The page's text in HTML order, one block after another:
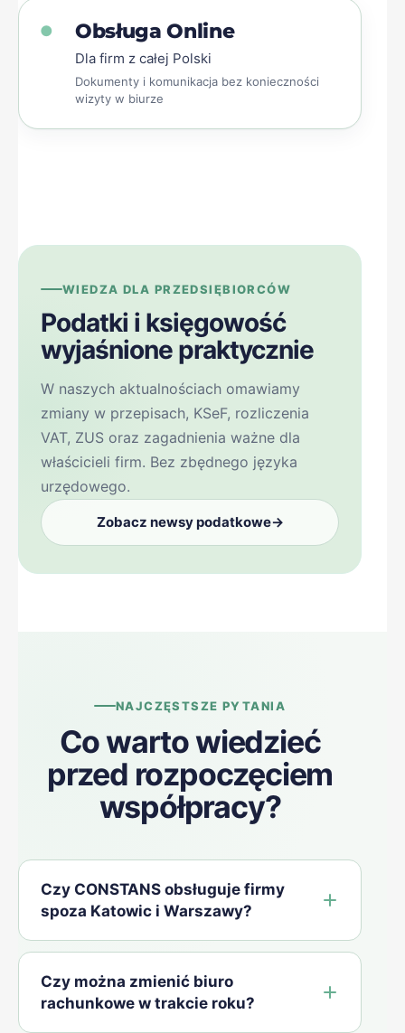
● Obsługa Online
Dla firm z całej Polski
Dokumenty i komunikacja bez konieczności
wizyty w biurze
WIEDZA DLA PRZEDSIĘBIORCÓW
Podatki i księgowość
wyjaśnione praktycznie
W naszych aktualnościach omawiamy
zmiany w przepisach, KSeF, rozliczenia
VAT, ZUS oraz zagadnienia ważne dla
właścicieli firm. Bez zbędnego języka
urzędowego.
Zobacz newsy podatkowe→
NAJCZĘSTSZE PYTANIA
Co warto wiedzieć
przed rozpoczęciem
współpracy?
Czy CONSTANS obsługuje firmy
spoza Katowic i Warszawy?
Czy można zmienić biuro
rachunkowe w trakcie roku?